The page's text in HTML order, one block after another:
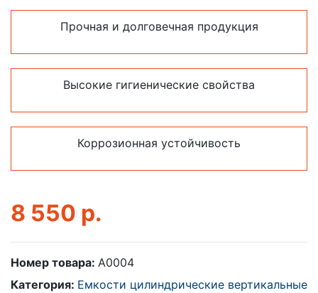
Прочная и долговечная продукция
Высокие гигиенические свойства
Коррозионная устойчивость
8 550 р.
Номер товара: A0004
Категория: Емкости цилиндрические вертикальные